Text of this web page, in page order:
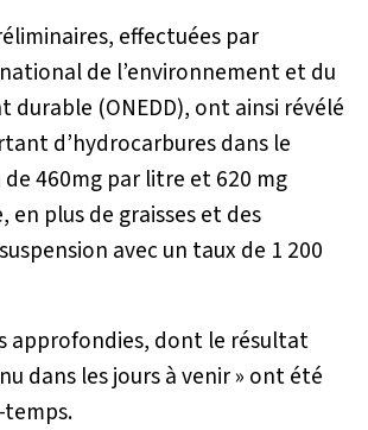
effectuées par
de l’environnement et du
durable (ONEDD), ont ainsi révélé
d’hydrocarbures dans le
460mg par litre et 620 mg
en plus de graisses et des
avec un taux de 1 200
approfondies, dont le résultat
dans les jours à venir» ont été